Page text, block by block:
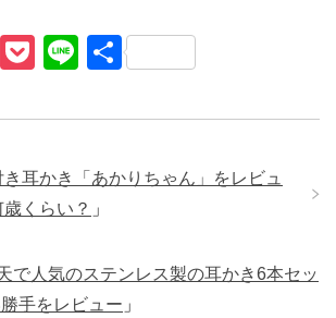
F
P
ck
Li
e
共
耳かき「あかりちゃん」をレビュ
くらい？ 」
で人気のステンレス製の耳かき6本セッ
手をレビュー 」